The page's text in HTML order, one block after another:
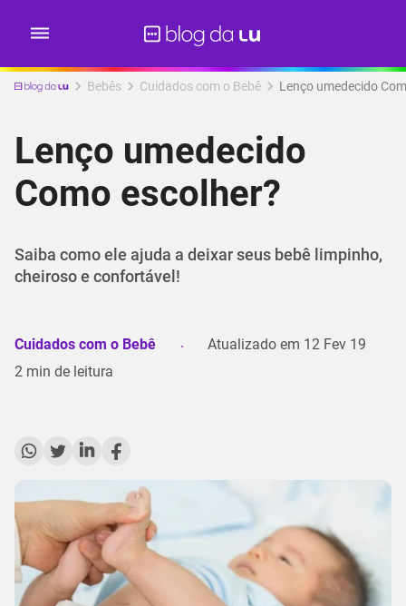
Bebês Cuidados com o Bebê Lenço umedecido
Lenço umedecido
Como escolher?
Saiba como ele ajuda a deixar seus bebê limpinho,
cheiroso e confortável!
Cuidados com o Bebê Atualizado em 12 Fev 19
2 min de leitura